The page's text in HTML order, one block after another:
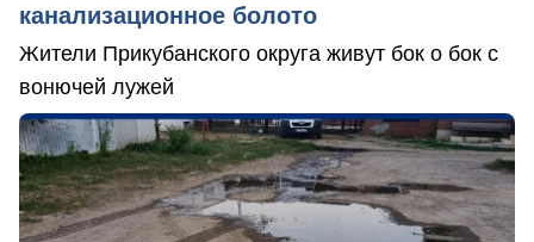
канализационное болото
Жители Прикубанского округа живут бок о бок с
вонючей лужей